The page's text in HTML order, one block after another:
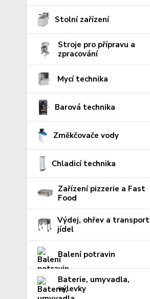
Stolní zařízení
Stroje pro přípravu a
zpracování
Mycí technika
Barová technika
Změkčovače vody
Chladicí technika
Zařízení pizzerie a Fast
Food
Výdej, ohřev a transport
jídel
Balení potravin
Baterie, umyvadla,
výlevky